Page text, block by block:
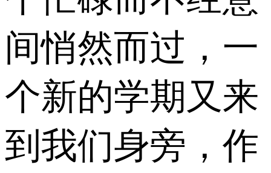
间悄然而过，一
个新的学期又来
到我们身旁，作